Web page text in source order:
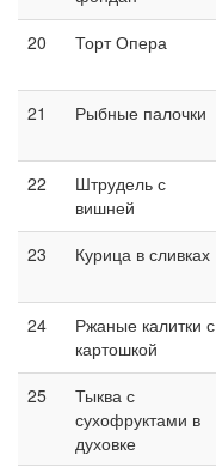
20 Торт Опера
21
Рыбные палочки
22
Штрудель с
вишней
23 Курица в сливках
24
Ржаные калитки с
картошкой
25
Тыква с
сухофруктами в
духовке